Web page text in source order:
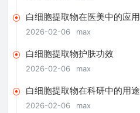
白细胞提取物在医美中的应用
2026-02-06 max
白细胞提取物护肤功效
2026-02-06 max
白细胞提取物在科研中的用途
2026-02-06 max